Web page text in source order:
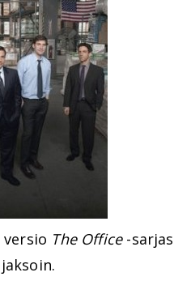
versio The Office-